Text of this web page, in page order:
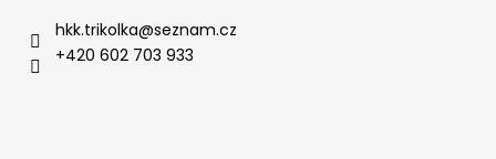
hkk.trikolka@seznam.cz
+420 602 703 933